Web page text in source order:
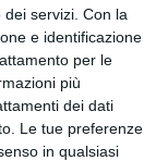
servizi. Con la
e identificazione
per le
più
dei dati
Le tue preferenze
in qualsiasi